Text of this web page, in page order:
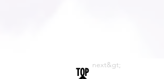
next&gt;
TOP